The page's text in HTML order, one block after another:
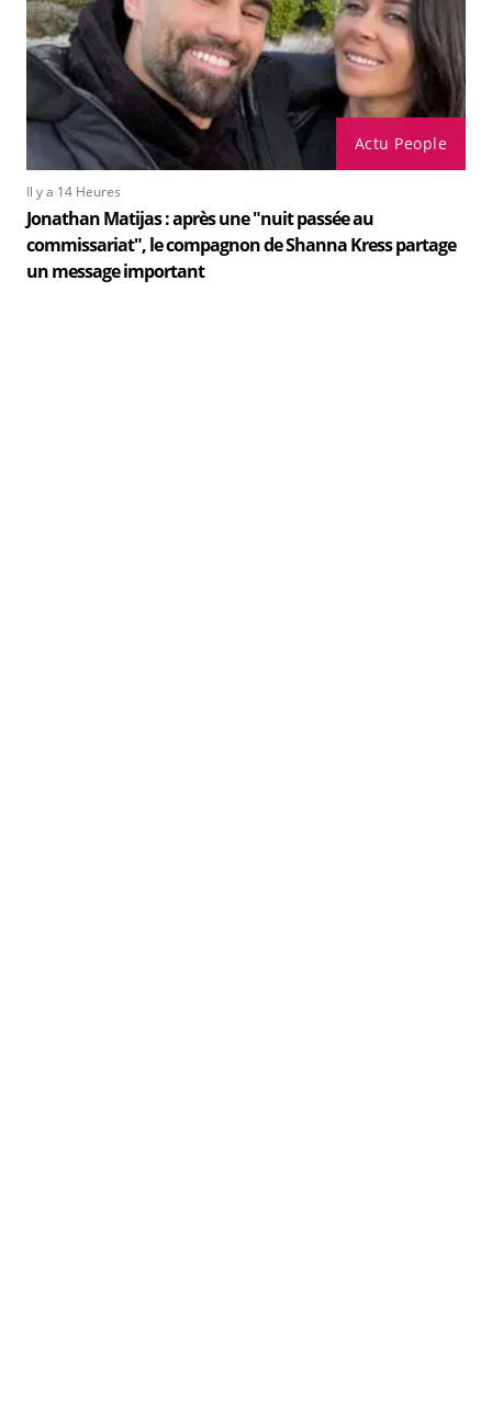
Actu People
Il y a 14 Heures
Jonathan Matijas : après une "nuit passée au
commissariat", le compagnon de Shanna Kress partage
un message important